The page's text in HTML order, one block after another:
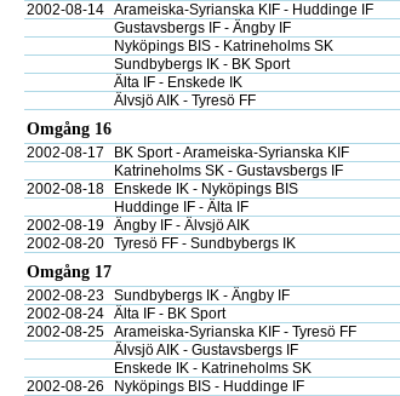
2002-08-14 Arameiska-Syrianska KIF - Huddinge IF
Gustavsbergs IF - Ängby IF
Nyköpings BIS - Katrineholms SK
Sundbybergs IK - BK Sport
Älta IF - Enskede IK
Älvsjö AIK - Tyresö FF
Omgång 16
2002-08-17 BK Sport - Arameiska-Syrianska KIF
Katrineholms SK - Gustavsbergs IF
2002-08-18
Enskede IK - Nyköpings BIS
Huddinge IF - Älta IF
2002-08-19 Ängby IF - Älvsjö AIK
2002-08-20 Tyresö FF - Sundbybergs IK
Omgång 17
2002-08-23 Sundbybergs IK - Ängby IF
2002-08-24 Älta IF - BK Sport
2002-08-25 Arameiska-Syrianska KIF - Tyresö FF
Älvsjö AIK - Gustavsbergs IF
Enskede IK - Katrineholms SK
2002-08-26
Nyköpings BIS - Huddinge IF